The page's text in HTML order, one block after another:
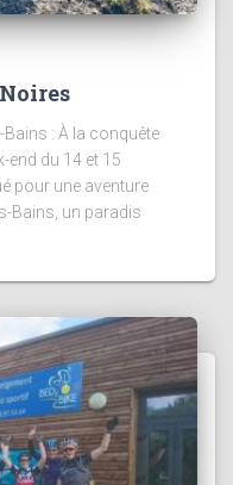
Bains : À la conquête
end du 14 et 15
pour une aventure
Bains, un paradis